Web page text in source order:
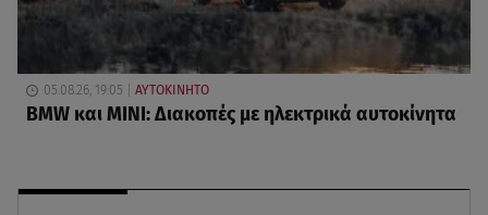
05.08.26, 19:05 ΑΥΤΟΚΙΝΗΤΟ
BMW και MINI: Διακοπές με ηλεκτρικά αυτοκίνητα